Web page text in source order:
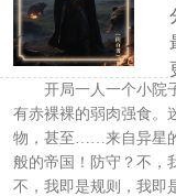
开局一人一个小院
有赤裸裸的弱肉强食。
物，甚至……来自异星
般的帝国！防守？不，
不，我即是规则，我